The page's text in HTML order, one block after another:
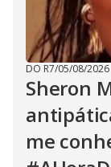
DO R7/05/08/2026
Sheron
me